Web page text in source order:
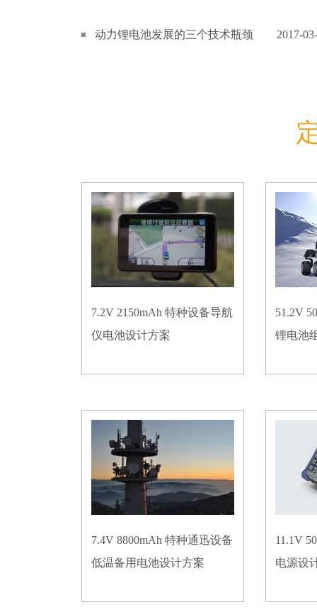
动力锂电池发展的三个技术瓶颈 2017-
7.2V 2150mAh 特种设备导航
仪电池设计方案
51.2V
锂电池
7.4V 8800mAh 特种通迅设备
低温备用电池设计方案
11.1V
电源设